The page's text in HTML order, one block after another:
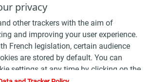
Générales de Vente Bois
privacy
other trackers with the aim of
and improving your user experience.
French legislation, certain audience
are stored by default. You can
settings at any time by clicking on the